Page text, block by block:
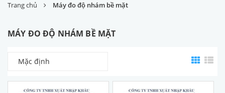
Trang chủ Máy đo độ nhám bề mặt
MÁY ĐO ĐỘ NHÁM BỀ MẶT
Mặc định